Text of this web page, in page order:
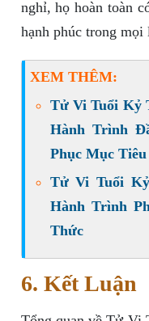
nghỉ, họ hoàn toàn
hạnh phúc trong
XEM THÊM:
Tử Vi Tuổi Kỷ
Hành Trình
Phục Mục
Tử Vi Tuổi
Hành Trình
Thức
6. Kết Luận